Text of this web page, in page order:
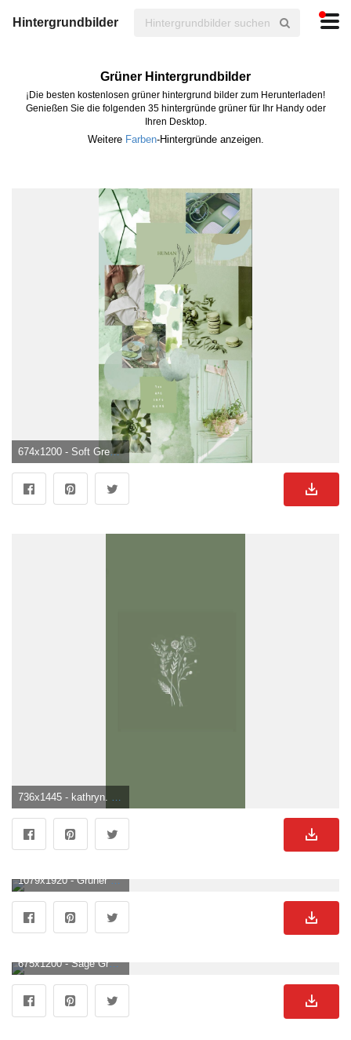
Hintergrundbilder
Grüner Hintergrundbilder
¡Die besten kostenlosen grüner hintergrund bilder zum Herunterladen!
Genießen Sie die folgenden 35 hintergründe grüner für Ihr Handy oder
Ihren Desktop.
Weitere Farben-Hintergründe anzeigen.
674x1200 - Soft Green Aesthetic Collage Wallpaper. Hintergrund iphone, Hintergrund. Grüner Hintergrundbild für Handy.
736x1445 - kathryn. Sage green wallpaper, Mint green aesthetic, iPhone wallpaper green. Grüner Bild.
1079x1920 - Grüner Ästhetischer Tumblr Wallpaper KOSTENLOS. Grüner Hintergrundbild.
675x1200 - Sage Green Aesthetic Wallpaper Lockscreen. IPhone Wallpaper Green, Mint Green Wallpaper Iphone, Green Wallpaper Phone. Grüner Hintergrund für Mobilgerät.